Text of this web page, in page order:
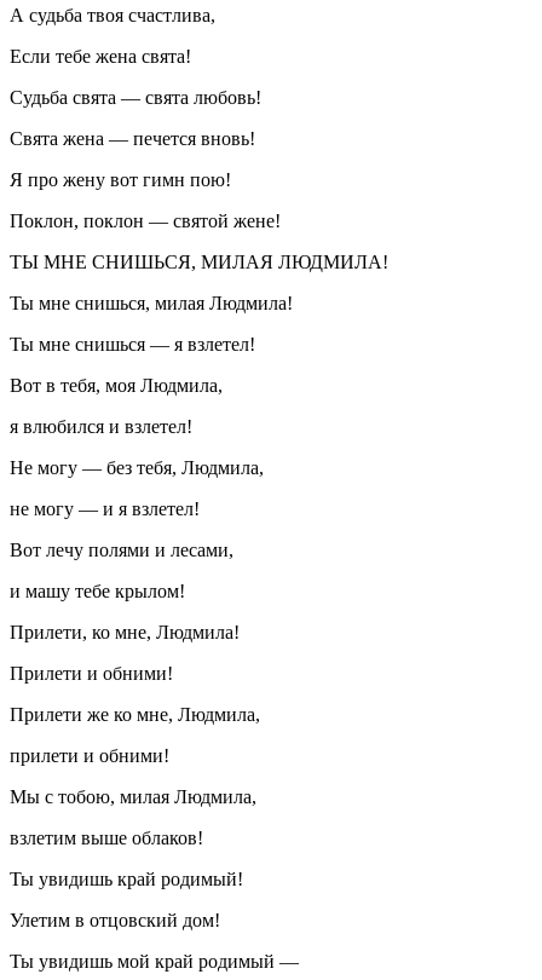
А судьба твоя счастлива,
Если тебе жена свята!
Судьба свята — свята любовь!
Свята жена — печется вновь!
Я про жену вот гимн пою!
Поклон, поклон — святой жене!
ТЫ МНЕ СНИШЬСЯ, МИЛАЯ ЛЮДМИЛА!
Ты мне снишься, милая Людмила!
Ты мне снишься — я взлетел!
Вот в тебя, моя Людмила,
я влюбился и взлетел!
Не могу — без тебя, Людмила,
не могу — и я взлетел!
Вот лечу полями и лесами,
и машу тебе крылом!
Прилети, ко мне, Людмила!
Прилети и обними!
Прилети же ко мне, Людмила,
прилети и обними!
Мы с тобою, милая Людмила,
взлетим выше облаков!
Ты увидишь край родимый!
Улетим в отцовский дом!
Ты увидишь мой край родимый —